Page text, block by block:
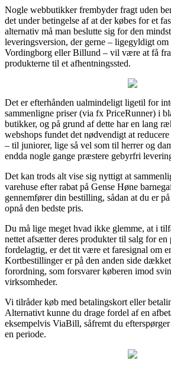
Nogle webbutikker frembyder fragt uden
det under betingelse af at der købes for et
alternativ må man beslutte sig for den
leveringsversion, der gerne – ligegyldigt
Vordingborg eller Billund – vil være at få
produkterne til et afhentningssted.
Det er efterhånden ualmindeligt ligetil for
sammenligne priser (via fx PriceRunner) i
butikker, og på grund af dette har en lang
webshops fundet det nødvendigt at
– til juniorer, lige så vel som til herrer og
endda nogle gange præstere gebyrfri
Det kan trods alt vise sig nyttigt at
varehuse efter rabat på Gense Høne
gennemfører din bestilling, sådan at du er
opnå den bedste pris.
Du må lige meget hvad ikke glemme, at i
nettet afsætter deres produkter til salg for
fordelagtig, er det tit være et faresignal om
Kortbestillinger er på den anden side
forordning, som forsvarer køberen imod
virksomheder.
Vi tilråder køb med betalingskort eller
Alternativt kunne du drage fordel af en
eksempelvis ViaBill, såfremt du
en periode.